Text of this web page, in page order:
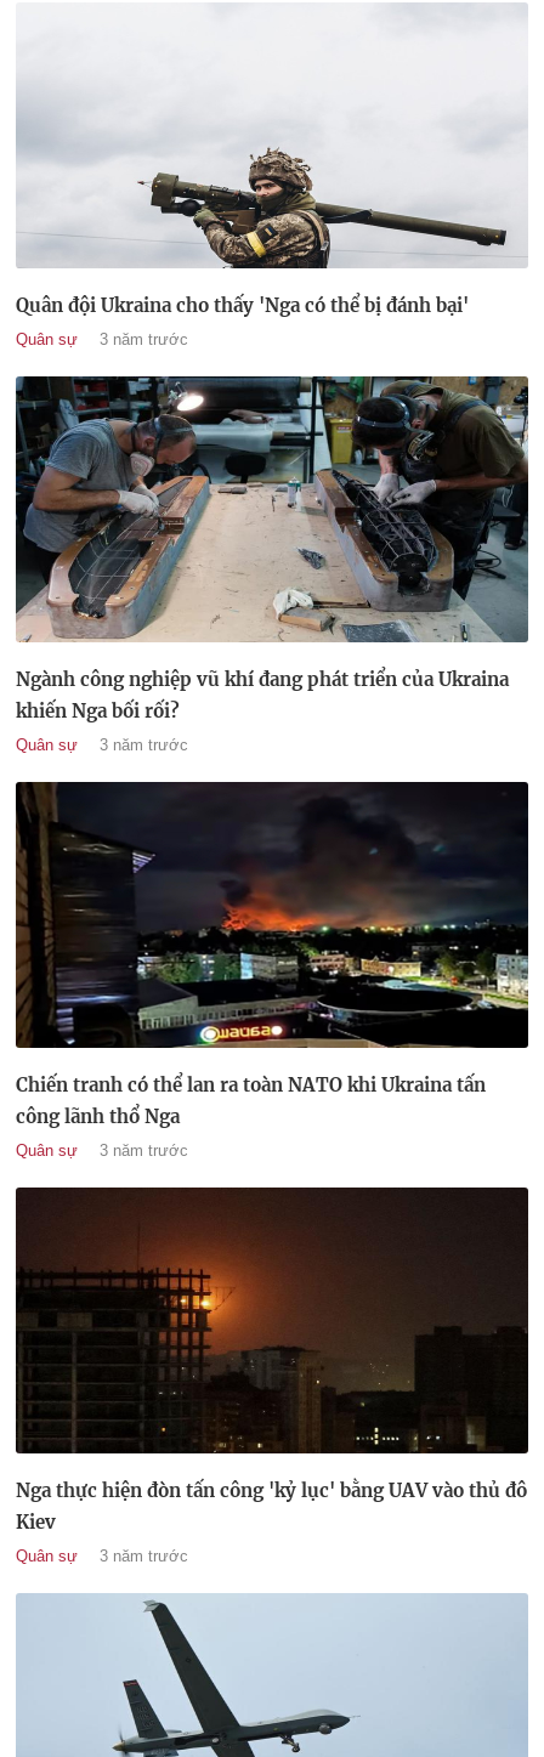
Quân đội Ukraina cho thấy 'Nga có thể bị đánh bại'
Quân sự 3 năm trước
Ngành công nghiệp vũ khí đang phát triển của Ukraina
khiến Nga bối rối?
Quân sự 3 năm trước
Chiến tranh có thể lan ra toàn NATO khi Ukraina tấn
công lãnh thổ Nga
Quân sự 3 năm trước
Nga thực hiện đòn tấn công 'kỷ lục' bằng UAV vào thủ đô
Kiev
Quân sự 3 năm trước